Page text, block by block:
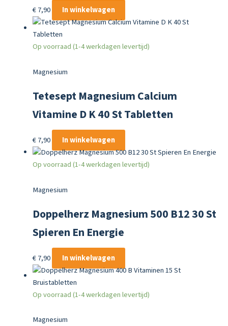
€7,90 In winkelwagen
Op voorraad (1-4 werkdagen levertijd)
Magnesium
Tetesept Magnesium Calcium
Vitamine D K 40 St Tabletten
€7,90 In winkelwagen
Op voorraad (1-4 werkdagen levertijd)
Magnesium
Doppelherz Magnesium 500 B12 30 St
Spieren En Energie
€7,90 In winkelwagen
Op voorraad (1-4 werkdagen levertijd)
Magnesium